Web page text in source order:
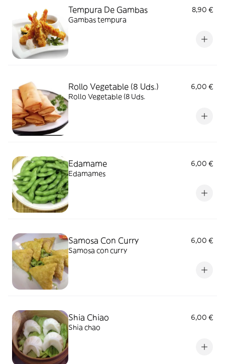
Tempura De Gambas
8,90 €
Gambas tempura
Rollo Vegetable (8 Uds.)
6,00 €
Rollo Vegetable (8 Uds.
Edamame
6,00 €
Edamames
Samosa Con Curry
6,00 €
Samosa con curry
Shia Chiao
6,00 €
Shia chao